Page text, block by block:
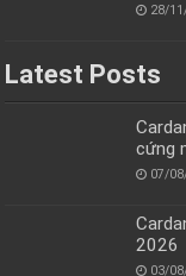
28/
Latest Posts
cứng
07/
2026
03/